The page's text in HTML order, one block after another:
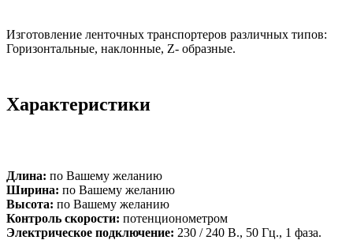
Изготовление ленточных транспортеров различных типов:
Горизонтальные, наклонные, Z- образные.
Характеристики
Длина: по Вашему желанию
Ширина: по Вашему желанию
Высота: по Вашему желанию
Контроль скорости: потенционометром
Электрическое подключение: 230 / 240 В., 50 Гц., 1 фаза.